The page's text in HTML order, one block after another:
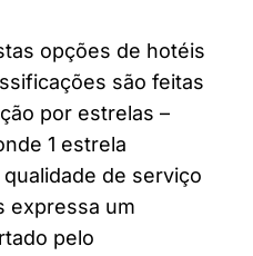
opções de hotéis
são feitas
por estrelas –
1 estrela
de serviço
expressa um
pelo